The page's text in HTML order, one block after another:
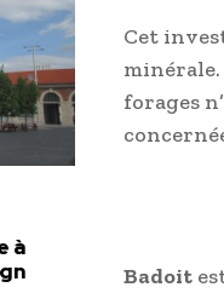
à
Cet
minérale.
forages
Badoit